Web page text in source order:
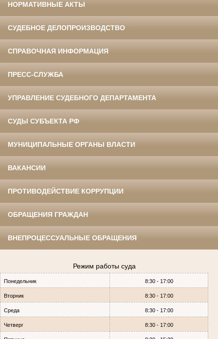
НОРМАТИВНЫЕ АКТЫ
СУДЕБНОЕ ДЕЛОПРОИЗВОДСТВО
СПРАВОЧНАЯ ИНФОРМАЦИЯ
ПРЕСС-СЛУЖБА
УПРАВЛЕНИЕ СУДЕБНОГО ДЕПАРТАМЕНТА
СУДЫ СУБЪЕКТА РФ
МУНИЦИПАЛЬНЫЕ ОРГАНЫ ВЛАСТИ
ВАКАНСИИ
ПРОТИВОДЕЙСТВИЕ КОРРУПЦИИ
ОБРАЩЕНИЯ ГРАЖДАН
ВНЕПРОЦЕССУАЛЬНЫЕ ОБРАЩЕНИЯ
Режим работы суда
Понедельник 8:30 - 17:00
Вторник 8:30 - 17:00
Среда 8:30 - 17:00
Четверг 8:30 - 17:00